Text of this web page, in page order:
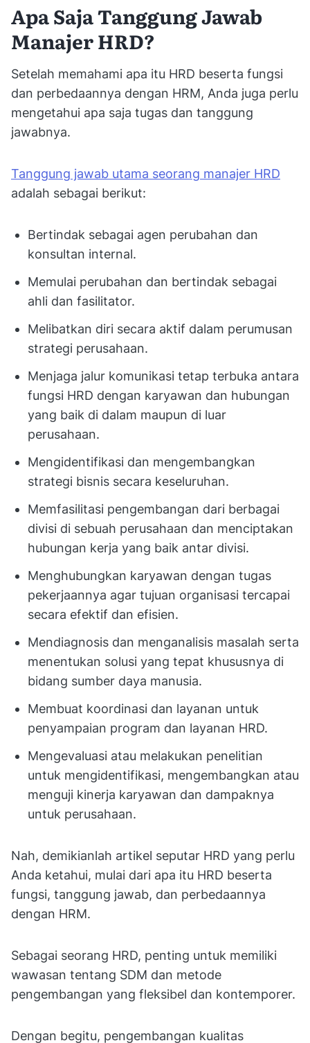
Apa Saja Tanggung Jawab
Manajer HRD?
Setelah memahami apa itu HRD beserta fungsi
dan perbedaannya dengan HRM, Anda juga perlu
mengetahui apa saja tugas dan tanggung
jawabnya.
Tanggung jawab utama seorang manajer HRD
adalah sebagai berikut:
Bertindak sebagai agen perubahan dan
konsultan internal.
Memulai perubahan dan bertindak sebagai
ahli dan fasilitator.
Melibatkan diri secara aktif dalam perumusan
strategi perusahaan.
Menjaga jalur komunikasi tetap terbuka antara
fungsi HRD dengan karyawan dan hubungan
yang baik di dalam maupun di luar
perusahaan.
Mengidentifikasi dan mengembangkan
strategi bisnis secara keseluruhan.
Memfasilitasi pengembangan dari berbagai
divisi di sebuah perusahaan dan menciptakan
hubungan kerja yang baik antar divisi.
Menghubungkan karyawan dengan tugas
pekerjaannya agar tujuan organisasi tercapai
secara efektif dan efisien.
Mendiagnosis dan menganalisis masalah serta
menentukan solusi yang tepat khususnya di
bidang sumber daya manusia.
Membuat koordinasi dan layanan untuk
penyampaian program dan layanan HRD.
Mengevaluasi atau melakukan penelitian
untuk mengidentifikasi, mengembangkan atau
menguji kinerja karyawan dan dampaknya
untuk perusahaan.
Nah, demikianlah artikel seputar HRD yang perlu
Anda ketahui, mulai dari apa itu HRD beserta
fungsi, tanggung jawab, dan perbedaannya
dengan HRM.
Sebagai seorang HRD, penting untuk memiliki
wawasan tentang SDM dan metode
pengembangan yang fleksibel dan kontemporer.
Dengan begitu, pengembangan kualitas